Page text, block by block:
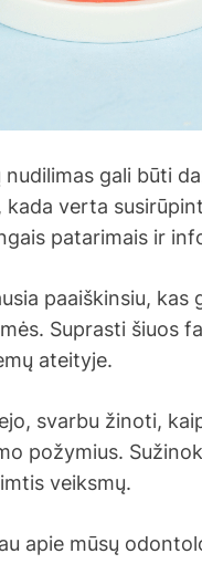
nudilimas gali būti
kada verta
patarimais ir
paaiškinsiu,
Suprasti šiuos
ateityje.
svarbu žinoti,
požymius.
veiksmų.
apie mūsų